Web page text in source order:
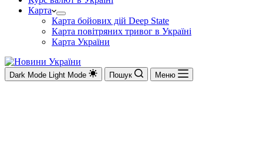
Карта
Карта бойових дій Deep State
Карта повітряних тривог в Україні
Карта України
Dark Mode Light Mode Пошук Меню